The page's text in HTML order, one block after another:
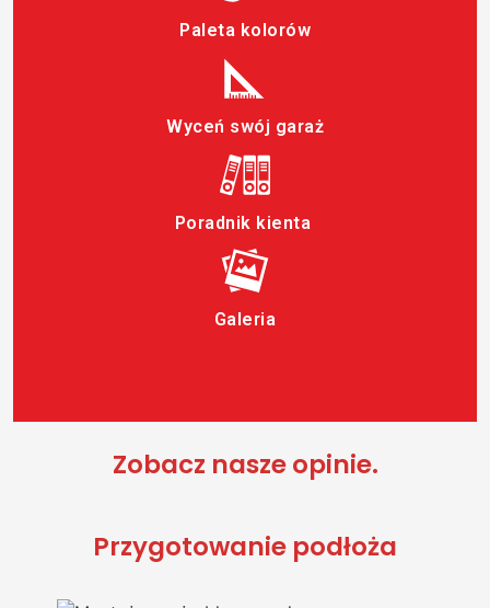
Paleta kolorów
Wyceń swój garaż
Poradnik kienta
Galeria
Zobacz nasze opinie.
Przygotowanie podłoża